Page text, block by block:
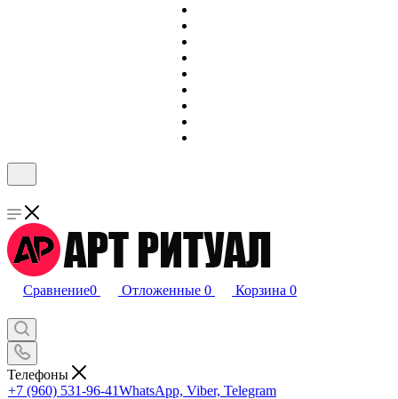
Сравнение0 Отложенные 0 Корзина 0
Телефоны
+7 (960) 531-96-41WhatsApp, Viber, Telegram